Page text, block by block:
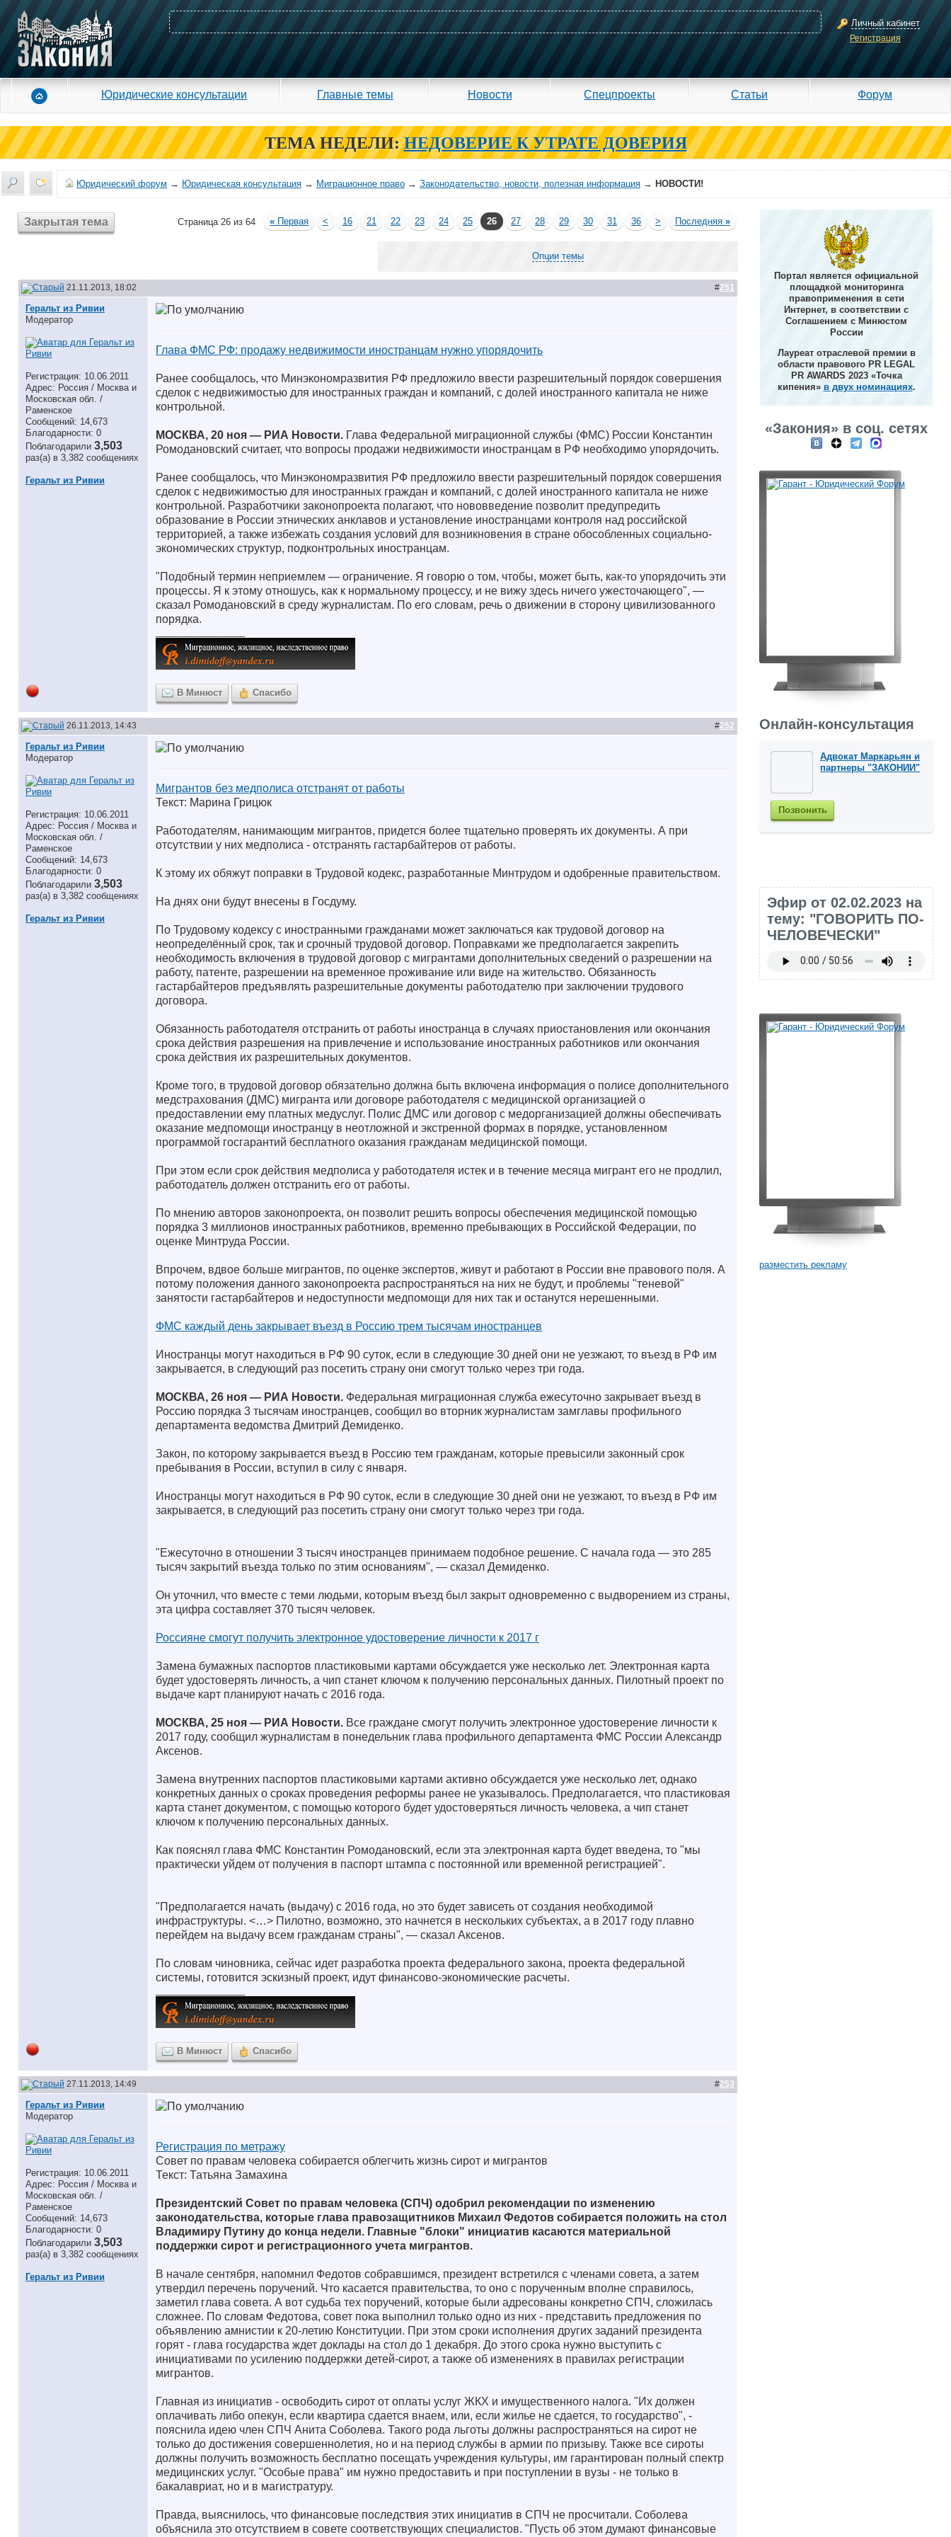
Личный кабинет
Регистрация
Юридические консультации Главные темы Новости Спецпроекты Статьи Форум
ТЕМА НЕДЕЛИ: НЕДОВЕРИЕ К УТРАТЕ ДОВЕРИЯ
Юридический форум → Юридическая консультация → Миграционное право → Законодательство, новости, полезная информация → НОВОСТИ!
Закрытая тема Страница 26 из 64 « Первая < 16 21 22 23 24 25 26 27 28 29 30 31 36 > Последняя»
Опции темы
21.11.2013, 18:02 #251
Геральт из Ривии
Модератор
Регистрация: 10.06.2011
Адрес: Россия / Москва и
Московская обл. /
Раменское
Сообщений: 14,673
Благодарности: 0
Поблагодарили 3,503
раз(а) в 3,382 сообщениях
Геральт из Ривии
Глава ФМС РФ: продажу недвижимости иностранцам нужно упорядочить
Ранее сообщалось, что Минэкономразвития РФ предложило ввести разрешительный порядок совершения
сделок с недвижимостью для иностранных граждан и компаний, с долей иностранного капитала не ниже
контрольной.
МОСКВА, 20 ноя — РИА Новости. Глава Федеральной миграционной службы (ФМС) России Константин
Ромодановский считает, что вопросы продажи недвижимости иностранцам в РФ необходимо упорядочить.
Ранее сообщалось, что Минэкономразвития РФ предложило ввести разрешительный порядок совершения
сделок с недвижимостью для иностранных граждан и компаний, с долей иностранного капитала не ниже
контрольной. Разработчики законопроекта полагают, что нововведение позволит предупредить
образование в России этнических анклавов и установление иностранцами контроля над российской
территорией, а также избежать создания условий для возникновения в стране обособленных социально-
экономических структур, подконтрольных иностранцам.
"Подобный термин неприемлем — ограничение. Я говорю о том, чтобы, может быть, как-то упорядочить эти
процессы. Я к этому отношусь, как к нормальному процессу, и не вижу здесь ничего ужесточающего", —
сказал Ромодановский в среду журналистам. По его словам, речь о движении в сторону цивилизованного
порядка.
В Минюст Спасибо
26.11.2013, 14:43 #252
Геральт из Ривии
Модератор
Регистрация: 10.06.2011
Адрес: Россия / Москва и
Московская обл. /
Раменское
Сообщений: 14,673
Благодарности: 0
Поблагодарили 3,503
раз(а) в 3,382 сообщениях
Геральт из Ривии
Мигрантов без медполиса отстранят от работы
Текст: Марина Грицюк
Работодателям, нанимающим мигрантов, придется более тщательно проверять их документы. А при
отсутствии у них медполиса - отстранять гастарбайтеров от работы.
К этому их обяжут поправки в Трудовой кодекс, разработанные Минтрудом и одобренные правительством.
На днях они будут внесены в Госдуму.
По Трудовому кодексу с иностранными гражданами может заключаться как трудовой договор на
неопределённый срок, так и срочный трудовой договор. Поправками же предполагается закрепить
необходимость включения в трудовой договор с мигрантами дополнительных сведений о разрешении на
работу, патенте, разрешении на временное проживание или виде на жительство. Обязанность
гастарбайтеров предъявлять разрешительные документы работодателю при заключении трудового
договора.
Обязанность работодателя отстранить от работы иностранца в случаях приостановления или окончания
срока действия разрешения на привлечение и использование иностранных работников или окончания
срока действия их разрешительных документов.
Кроме того, в трудовой договор обязательно должна быть включена информация о полисе дополнительного
медстрахования (ДМС) мигранта или договоре работодателя с медицинской организацией о
предоставлении ему платных медуслуг. Полис ДМС или договор с медорганизацией должны обеспечивать
оказание медпомощи иностранцу в неотложной и экстренной формах в порядке, установленном
программой госгарантий бесплатного оказания гражданам медицинской помощи.
При этом если срок действия медполиса у работодателя истек и в течение месяца мигрант его не продлил,
работодатель должен отстранить его от работы.
По мнению авторов законопроекта, он позволит решить вопросы обеспечения медицинской помощью
порядка 3 миллионов иностранных работников, временно пребывающих в Российской Федерации, по
оценке Минтруда России.
Впрочем, вдвое больше мигрантов, по оценке экспертов, живут и работают в России вне правового поля. А
потому положения данного законопроекта распространяться на них не будут, и проблемы "теневой"
занятости гастарбайтеров и недоступности медпомощи для них так и останутся нерешенными.
ФМС каждый день закрывает въезд в Россию трем тысячам иностранцев
Иностранцы могут находиться в РФ 90 суток, если в следующие 30 дней они не уезжают, то въезд в РФ им
закрывается, в следующий раз посетить страну они смогут только через три года.
МОСКВА, 26 ноя — РИА Новости. Федеральная миграционная служба ежесуточно закрывает въезд в
Россию порядка 3 тысячам иностранцев, сообщил во вторник журналистам замглавы профильного
департамента ведомства Дмитрий Демиденко.
Закон, по которому закрывается въезд в Россию тем гражданам, которые превысили законный срок
пребывания в России, вступил в силу с января.
Иностранцы могут находиться в РФ 90 суток, если в следующие 30 дней они не уезжают, то въезд в РФ им
закрывается, в следующий раз посетить страну они смогут только через три года.
"Ежесуточно в отношении 3 тысяч иностранцев принимаем подобное решение. С начала года — это 285
тысяч закрытий въезда только по этим основаниям", — сказал Демиденко.
Он уточнил, что вместе с теми людьми, которым въезд был закрыт одновременно с выдворением из страны,
эта цифра составляет 370 тысяч человек.
Россияне смогут получить электронное удостоверение личности к 2017 г
Замена бумажных паспортов пластиковыми картами обсуждается уже несколько лет. Электронная карта
будет удостоверять личность, а чип станет ключом к получению персональных данных. Пилотный проект по
выдаче карт планируют начать с 2016 года.
МОСКВА, 25 ноя — РИА Новости. Все граждане смогут получить электронное удостоверение личности к
2017 году, сообщил журналистам в понедельник глава профильного департамента ФМС России Александр
Аксенов.
Замена внутренних паспортов пластиковыми картами активно обсуждается уже несколько лет, однако
конкретных данных о сроках проведения реформы ранее не указывалось. Предполагается, что пластиковая
карта станет документом, с помощью которого будет удостоверяться личность человека, а чип станет
ключом к получению персональных данных.
Как пояснял глава ФМС Константин Ромодановский, если эта электронная карта будет введена, то "мы
практически уйдем от получения в паспорт штампа с постоянной или временной регистрацией".
"Предполагается начать (выдачу) с 2016 года, но это будет зависеть от создания необходимой
инфраструктуры. <…> Пилотно, возможно, это начнется в нескольких субъектах, а в 2017 году плавно
перейдем на выдачу всем гражданам страны", — сказал Аксенов.
По словам чиновника, сейчас идет разработка проекта федерального закона, проекта федеральной
системы, готовится эскизный проект, идут финансово-экономические расчеты.
В Минюст Спасибо
27.11.2013, 14:49 #253
Геральт из Ривии
Модератор
Регистрация: 10.06.2011
Адрес: Россия / Москва и
Московская обл. /
Раменское
Сообщений: 14,673
Благодарности: 0
Поблагодарили 3,503
раз(а) в 3,382 сообщениях
Геральт из Ривии
Регистрация по метражу
Совет по правам человека собирается облегчить жизнь сирот и мигрантов
Текст: Татьяна Замахина
Президентский Совет по правам человека (СПЧ) одобрил рекомендации по изменению
законодательства, которые глава правозащитников Михаил Федотов собирается положить на стол
Владимиру Путину до конца недели. Главные "блоки" инициатив касаются материальной
поддержки сирот и регистрационного учета мигрантов.
В начале сентября, напомнил Федотов собравшимся, президент встретился с членами совета, а затем
утвердил перечень поручений. Что касается правительства, то оно с порученным вполне справилось,
заметил глава совета. А вот судьба тех поручений, которые были адресованы конкретно СПЧ, сложилась
сложнее. По словам Федотова, совет пока выполнил только одно из них - представить предложения по
объявлению амнистии к 20-летию Конституции. При этом сроки исполнения других заданий президента
горят - глава государства ждет доклады на стол до 1 декабря. До этого срока нужно выступить с
инициативами по усилению поддержки детей-сирот, а также об изменениях в правилах регистрации
мигрантов.
Главная из инициатив - освободить сирот от оплаты услуг ЖКХ и имущественного налога. "Их должен
оплачивать либо опекун, если квартира сдается внаем, или, если жилье не сдается, то государство", -
пояснила идею член СПЧ Анита Соболева. Такого рода льготы должны распространяться на сирот не
только до достижения совершеннолетия, но и на период службы в армии по призыву. Также все сироты
должны получить возможность бесплатно посещать учреждения культуры, им гарантирован полный спектр
медицинских услуг. "Особые права" им нужно предоставить и при поступлении в вузы - не только в
бакалавриат, но и в магистратуру.
Правда, выяснилось, что финансовые последствия этих инициатив в СПЧ не просчитали. Соболева
объяснила это отсутствием в совете соответствующих специалистов. "Пусть об этом думают финансовые
Портал является официальной
площадкой мониторинга
правоприменения в сети
Интернет, в соответствии с
Соглашением с Минюстом
России
Лауреат отраслевой премии в
области правового PR LEGAL
PR AWARDS 2023 «Точка
кипения» в двух номинациях.
«Закония» в соц. сетях
Онлайн-консультация
Адвокат Маркарьян и
партнеры "ЗАКОНИИ"
Позвонить
Эфир от 02.02.2023 на
тему: "ГОВОРИТЬ ПО-
ЧЕЛОВЕЧЕСКИ"
разместить рекламу